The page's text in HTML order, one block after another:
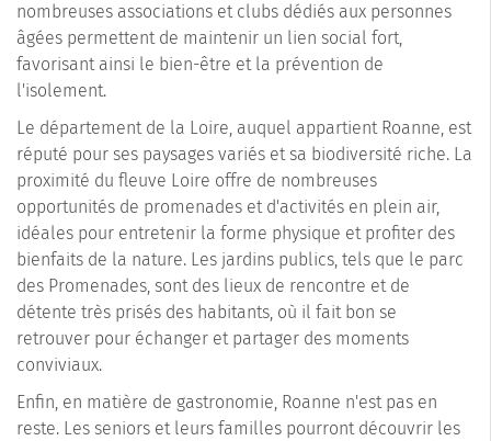
nombreuses associations et clubs dédiés aux personnes
âgées permettent de maintenir un lien social fort,
favorisant ainsi le bien-être et la prévention de
l'isolement.
Le département de la Loire, auquel appartient Roanne, est
réputé pour ses paysages variés et sa biodiversité riche. La
proximité du fleuve Loire offre de nombreuses
opportunités de promenades et d'activités en plein air,
idéales pour entretenir la forme physique et profiter des
bienfaits de la nature. Les jardins publics, tels que le parc
des Promenades, sont des lieux de rencontre et de
détente très prisés des habitants, où il fait bon se
retrouver pour échanger et partager des moments
conviviaux.
Enfin, en matière de gastronomie, Roanne n'est pas en
reste. Les seniors et leurs familles pourront découvrir les